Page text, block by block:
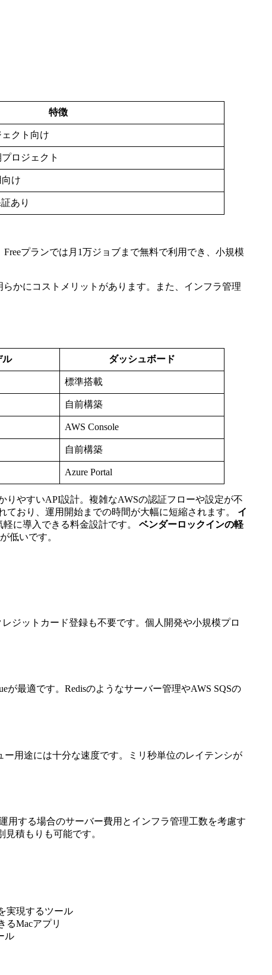
特徴
クト向け
ロジェクト
け
あり
プランでは月1万ジョブまで無料で利用でき、小規模
かにコストメリットがあります。また、インフラ管理
ル ダッシュボード
標準搭載
自前構築
AWS Console
自前構築
Azure Portal
りやすいAPI設計。複雑なAWSの認証フローや設定が不
ており、運用開始までの時間が大幅に短縮されます。 イ
に導入できる料金設計です。 ベンダーロックインの軽
低いです。
ジットカード登録も不要です。個人開発や小規模プロ
最適です。Redisのようなサーバー管理やAWS SQSの
用途には十分な速度です。ミリ秒単位のレイテンシが
用する場合のサーバー費用とインフラ管理工数を考慮す
積もりも可能です。
実現するツール
るMacアプリ
ル